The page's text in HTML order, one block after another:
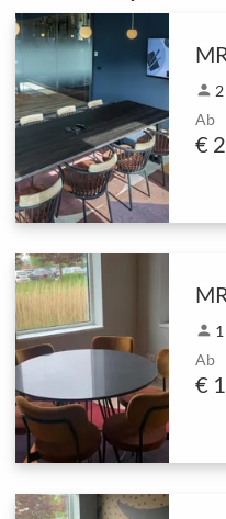
person
Ab
€
person
Ab
€